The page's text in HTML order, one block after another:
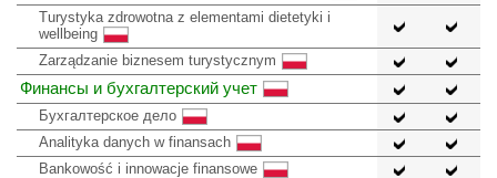
Turystyka zdrowotna z elementami dietetyki i
wellbeing
Zarządzanie biznesem turystycznym
Финансы и бухгалтерский учет
Бухгалтерское дело
Analityka danych w finansach
Bankowość i innowacje finansowe